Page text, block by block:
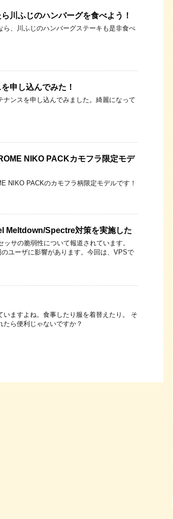
川ふじのハンバーグを食べよう！
、川ふじのハンバーグステーキも是非食べ
申し込んでみた！
ンスを申し込んでみました。綺麗になって
NIKO PACKカモフラ限定モデ
NIKO PACKのカモフラ柄限定モデルです！
Meltdown/Spectre対策を実施した
サの脆弱性について報道されています。
ユーザに影響があります。今回は、VPSで
ますよね。食事したり服を着替えたり。 そ
ら便利じゃないですか？